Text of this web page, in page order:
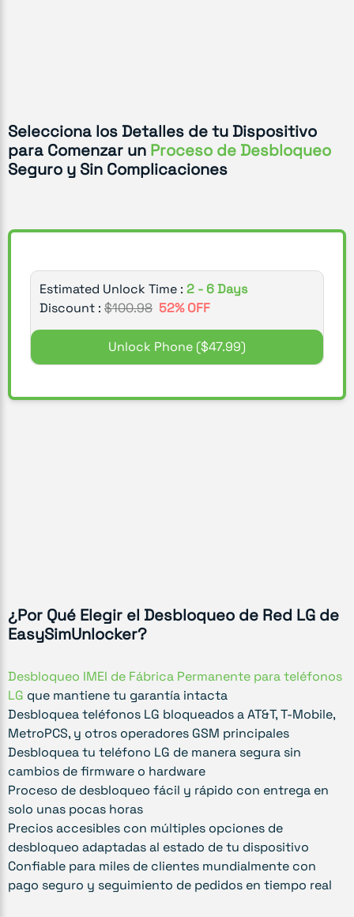
Selecciona los Detalles de tu Dispositivo
para Comenzar un Proceso de Desbloqueo
Seguro y Sin Complicaciones
Estimated Unlock Time : 2 - 6 Days
Discount : $100.98 52% OFF
Unlock Phone ($47.99)
¿Por Qué Elegir el Desbloqueo de Red LG de
EasySimUnlocker?
Desbloqueo IMEI de Fábrica Permanente para teléfonos
LG que mantiene tu garantía intacta
Desbloquea teléfonos LG bloqueados a AT&T, T-Mobile,
MetroPCS, y otros operadores GSM principales
Desbloquea tu teléfono LG de manera segura sin
cambios de firmware o hardware
Proceso de desbloqueo fácil y rápido con entrega en
solo unas pocas horas
Precios accesibles con múltiples opciones de
desbloqueo adaptadas al estado de tu dispositivo
Confiable para miles de clientes mundialmente con
pago seguro y seguimiento de pedidos en tiempo real